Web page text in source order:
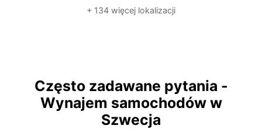
+ 134 więcej lokalizacji
Często zadawane pytania -
Wynajem samochodów w
Szwecja